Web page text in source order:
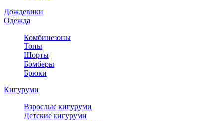
Дождевики
Одежда
Комбинезоны
Топы
Шорты
Бомберы
Брюки
Кигуруми
Взрослые кигуруми
Детские кигуруми